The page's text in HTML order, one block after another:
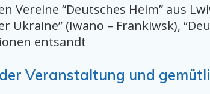
Vereine “Deutsches Heim” aus
Ukraine” (Iwano – Frankiwsk),
entsandt
Veranstaltung und